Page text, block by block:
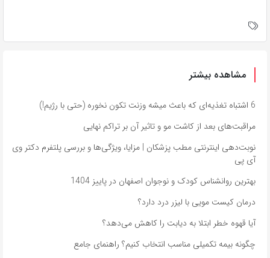
مشاهده بیشتر
6 اشتباه تغذیه‌ای که باعث میشه وزنت تکون نخوره (حتی با رژیم!)
مراقبت‌های بعد از کاشت مو و تاثیر آن بر تراکم نهایی
نوبت‌دهی اینترنتی مطب پزشکان | مزایا، ویژگی‌ها و بررسی پلتفرم دکتر وی
آی پی
بهترین روانشناس کودک و نوجوان اصفهان در پاییز 1404
درمان کیست مویی با لیزر درد دارد؟
آیا قهوه خطر ابتلا به دیابت را کاهش می‌دهد؟
چگونه بیمه تکمیلی مناسب انتخاب کنیم؟ راهنمای جامع